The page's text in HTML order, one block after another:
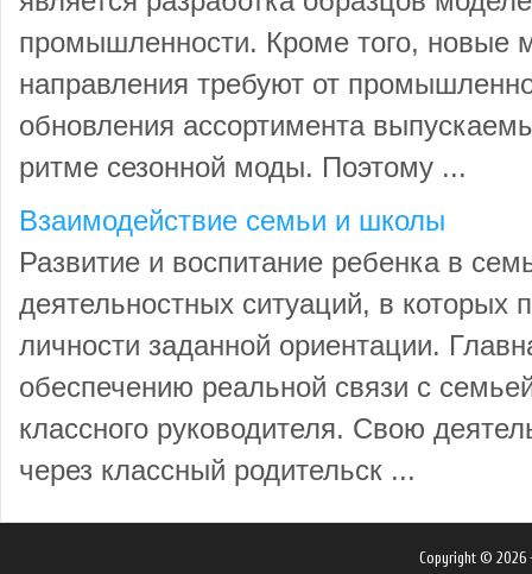
промышленности. Кроме того, новые
направления требуют от
обновления ассортимента
ритме сезонной моды. Поэтому ...
Взаимодействие семьи и школы
Развитие и воспитание ребенка в
деятельностных ситуаций, в которых
личности заданной ориентации.
обеспечению реальной связи с
классного руководителя. Свою
через классный родительск ...
Copyright © 2026